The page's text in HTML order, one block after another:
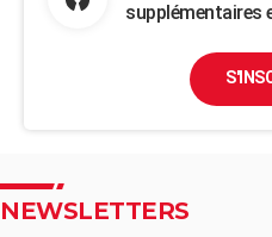
supplémentaires
NEWSLETTERS